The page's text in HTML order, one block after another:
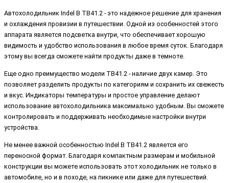
Автохолодильник Indel B TB41.2 - это надежное решение для хранения
и охлаждения провизии в путешествии. Одной из особенностей этого
аппарата является подсветка внутри, что обеспечивает хорошую
видимость и удобство использования в любое время суток. Благодаря
этому вы всегда сможете найти продукты даже в темноте.
Еще одно преимущество модели TB41.2 - наличие двух камер. Это
позволяет разделить продукты по категориям и сохранить их свежесть
и вкус. Индикаторы температуры и простое управление делают
использование автохолодильника максимально удобным. Вы сможете
контролировать и поддерживать необходимые настройки внутри
устройства.
Не менее важной особенностью Indel B TB41.2 является его
переносной формат. Благодаря компактным размерам и мобильной
конструкции вы можете использовать этот холодильник не только в
автомобиле, но и в походе, на пикнике или даже для путешествий.